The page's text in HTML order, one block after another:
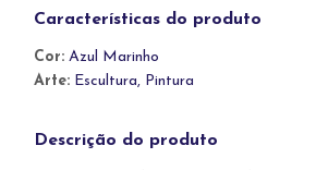
Características do produto
Cor: Azul Marinho
Arte: Escultura, Pintura
Descrição do produto